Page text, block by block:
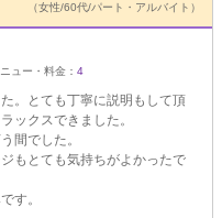
（女性/60代/パート・アルバイト）
ニュー・料金： 4
。とても丁寧に説明もして頂
ックスできました。
間でした。
もとても気持ちがよかったで
す。